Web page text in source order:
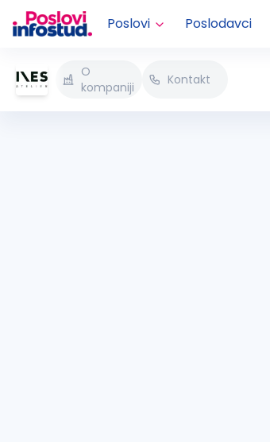
Poslovi Poslodavci
O
kompaniji
Kontakt